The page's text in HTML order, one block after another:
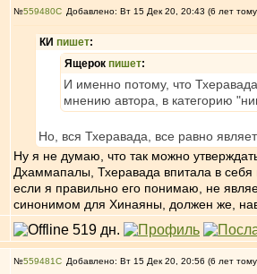
№559480 Добавлено: Вт 15 Дек 20, 20:43 (6 лет
КИ пишет:
Ящерок пишет:
И именно потому, что
мнению автора, в категорию
Но, вся Тхеравада, все равно
Ну я не думаю, что так можно
Дхаммапалы, Тхеравада впитала в
если я правильно его понимаю, не
синонимом для Хинаяны, должен же,
№559481 Добавлено: Вт 15 Дек 20, 20:56 (6 лет